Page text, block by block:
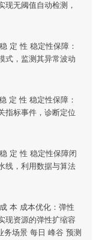
现无阈值自动检测，
定 性 稳定性保障：
式，监测其异常波动
定 性 稳定性保障：
指标事件，诊断定位
定 性 稳定性保障闭
线，利用数据与算法
本 成本优化：弹性
现资源的弹性扩缩容
场景 每日 峰谷 预测